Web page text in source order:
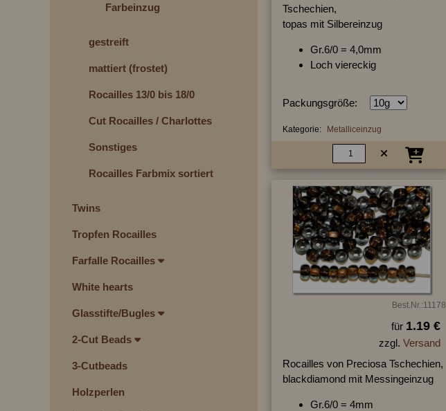
Farbeinzug
gestreift
mattiert (frostet)
Rocailles 13/0 bis 18/0
Cut Rocailles / Charlottes
Sonstiges
Rocailles Farbmix sortiert
Twins
Tropfen Rocailles
Farfalle Rocailles
White hearts
Glasstifte/Bugles
2-Cut Beads
3-Cutbeads
Holzperlen
Tschechien,
topas mit Silbereinzug
Gr.6/0 = 4,0mm
Loch viereckig
Packungsgröße:
Kategorie: Metalliceinzug
Best.Nr.:11178
für 1.19 €
zzgl. Versand
Rocailles von Preciosa Tschechien,
blackdiamond mit Messingeinzug
Gr.6/0 = 4mm